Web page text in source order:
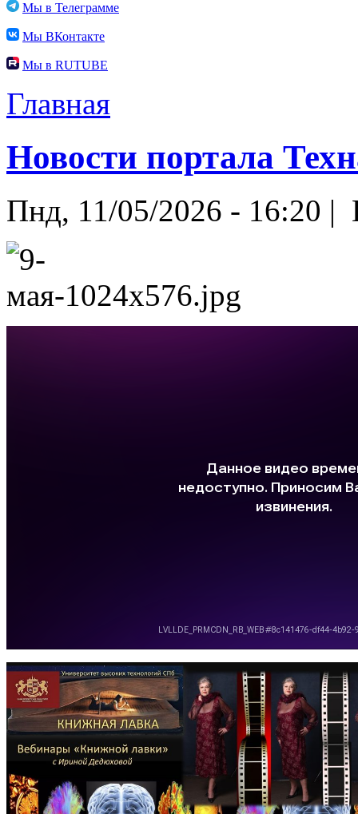
Мы в Телеграмме
Мы ВКонтакте
Мы в RUTUBE
Главная
Новости портала
Пнд, 11/05/2026 - 16:20 |